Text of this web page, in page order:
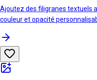
Ajoutez des filigranes textuels
couleur et opacité